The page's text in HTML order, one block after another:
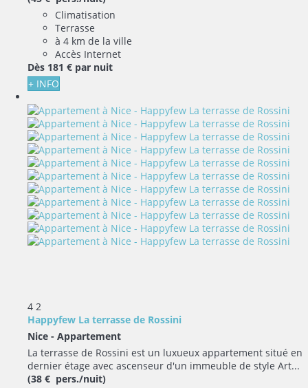
Climatisation
Terrasse
à 4 km de la ville
Accès Internet
Dès 181 € par nuit
+ INFO
4 2
Happyfew La terrasse de Rossini
Nice - Appartement
La terrasse de Rossini est un luxueux appartement situé en
dernier étage avec ascenseur d'un immeuble de style Art...
(38 € pers./nuit)